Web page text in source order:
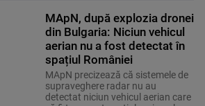
MApN, după explozia dronei
din Bulgaria: Niciun vehicul
aerian nu a fost detectat în
spațiul României
MApN precizează că sistemele de
supraveghere radar nu au
detectat niciun vehicul aerian care